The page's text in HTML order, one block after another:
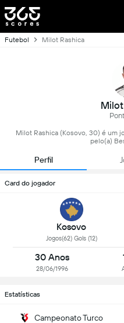
Futebol Milot Rashica
Milot Rashica (Kosovo, 30) é um
pelo(a)
Perfil
Card do jogador
Kosovo
Jogos(62) Gols (12)
30 Anos
28/06/1996
Estatísticas
Campeonato Turco